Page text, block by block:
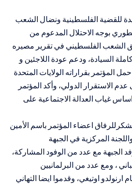
للقضية الفلسطينية ونضال الشعب
بوجه الاحتلال المدعوم من
حق الشعب الفلسطيني في تقرير مصيره
السيادة، ودعم عودة اللاجئين و
المؤتمر بقراراته الولايات المتحدة
الاستقرار الدولي، وأكد المؤتمر
غياب العدالة الاجتماعية على
اعضاء المؤتمر باسم الأمين
المركزية في الجبهة
الجبهة مع عدد من الوفود المشاركة،
، ومع عدد من البرلمانيين
ارنولدو اوتيغي، وقدموا ايضا التهاني